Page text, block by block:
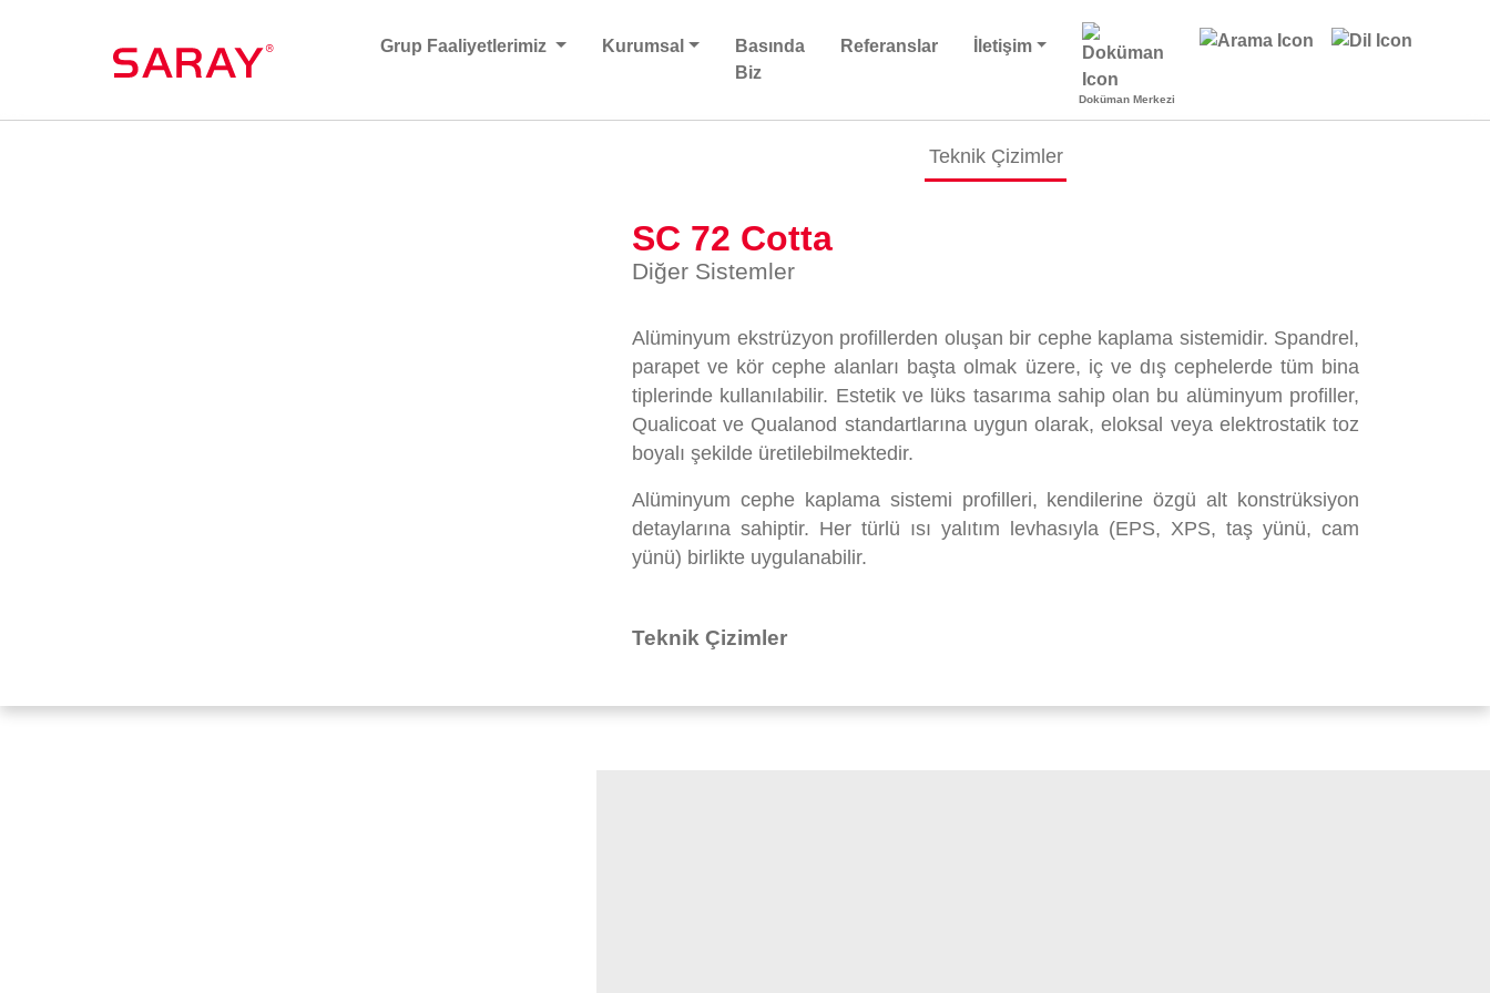
Grup Faaliyetlerimiz Kurumsal
Basında
Biz
Referanslar İletişim
Doküman Merkezi
Teknik Çizimler
SC 72 Cotta
Diğer Sistemler
Alüminyum ekstrüzyon profillerden oluşan bir cephe kaplama sistemidir. Spandrel,
parapet ve kör cephe alanları başta olmak üzere, iç ve dış cephelerde tüm bina
tiplerinde kullanılabilir. Estetik ve lüks tasarıma sahip olan bu alüminyum profiller,
Qualicoat ve Qualanod standartlarına uygun olarak, eloksal veya elektrostatik toz
boyalı şekilde üretilebilmektedir.
Alüminyum cephe kaplama sistemi profilleri, kendilerine özgü alt konstrüksiyon
detaylarına sahiptir. Her türlü ısı yalıtım levhasıyla (EPS, XPS, taş yünü, cam
yünü) birlikte uygulanabilir.
Teknik Çizimler